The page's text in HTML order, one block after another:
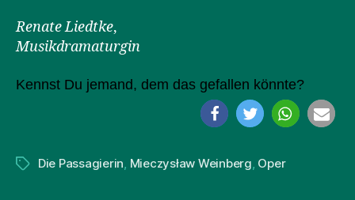
Renate Liedtke,
Musikdramaturgin
Kennst Du jemand, dem das gefallen könnte?
Schlagwörter
Die Passagierin, Mieczysław Weinberg, Oper